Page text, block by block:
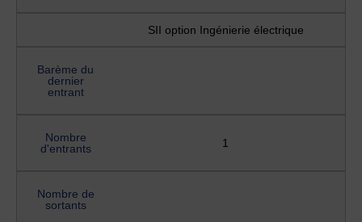
SII option Ingénierie électrique
Barème du
dernier
entrant
Nombre
d'entrants
1
Nombre de
sortants